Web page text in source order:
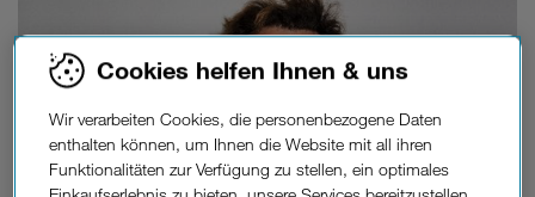
Cookies helfen Ihnen & uns
Wir verarbeiten Cookies, die personenbezogene Daten
enthalten können, um Ihnen die Website mit all ihren
Funktionalitäten zur Verfügung zu stellen, ein optimales